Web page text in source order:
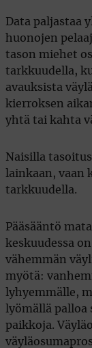
Data paljastaa
huonojen
tason miehet
tarkkuudella,
avauksista
kierroksen
yhtä tai kahta
Naisilla
lainkaan, vaan
tarkkuudella.
Pääsääntö
keskuudessa
vähemmän
myötä:
lyhyemmälle,
lyömällä
paikkoja.